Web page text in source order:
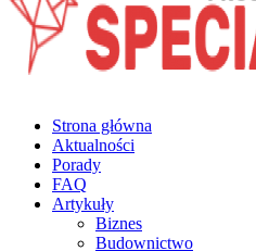
Project SPECIAL
Strona główna
Aktualności
Porady
FAQ
Artykuły
Biznes
Budownictwo